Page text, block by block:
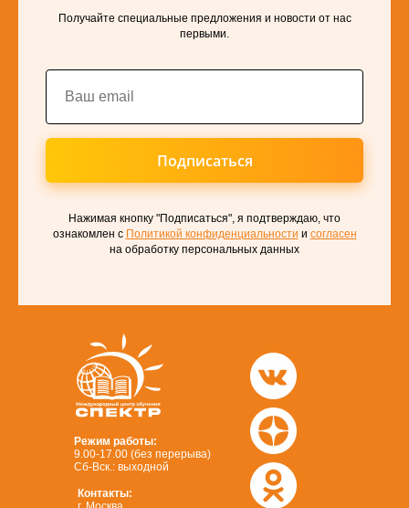
Получайте специальные предложения и новости от нас
первыми.
Подписаться
Нажимая кнопку "Подписаться", я подтверждаю, что
ознакомлен с Политикой конфиденциальности и согласен
на обработку персональных данных
Режим работы:
9.00-17.00 (без перерыва)
Сб-Вск.: выходной
Контакты: